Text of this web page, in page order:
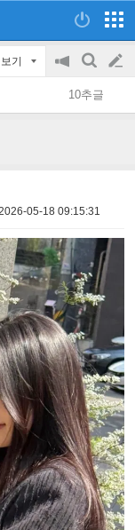
기
공
지
on/off
검
색
글
쓰
10추글
05-18 09:15:31